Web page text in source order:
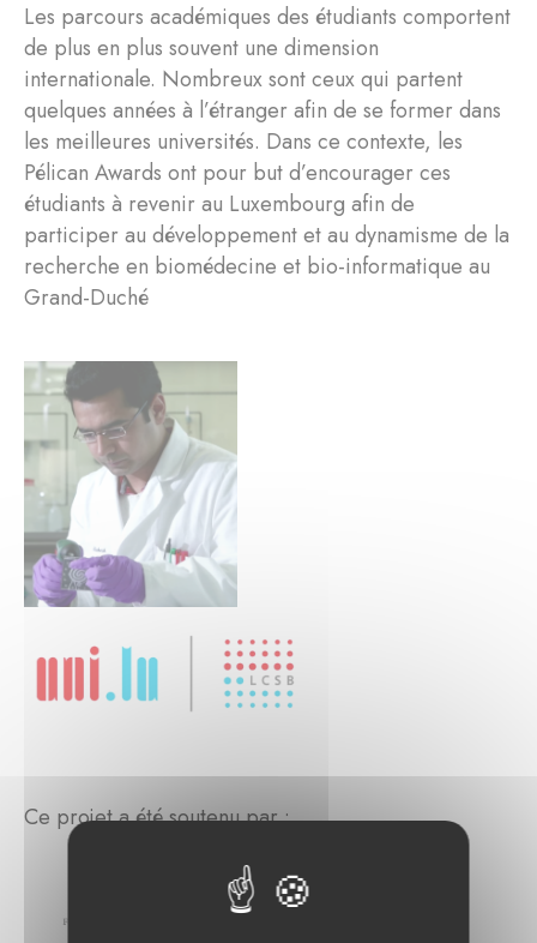
Les parcours académiques des étudiants comportent
de plus en plus souvent une dimension
internationale. Nombreux sont ceux qui partent
quelques années à l’étranger afin de se former dans
les meilleures universités. Dans ce contexte, les
Pélican Awards ont pour but d’encourager ces
étudiants à revenir au Luxembourg afin de
participer au développement et au dynamisme de la
recherche en biomédecine et bio-informatique au
Grand-Duché
Ce projet a été soutenu par :